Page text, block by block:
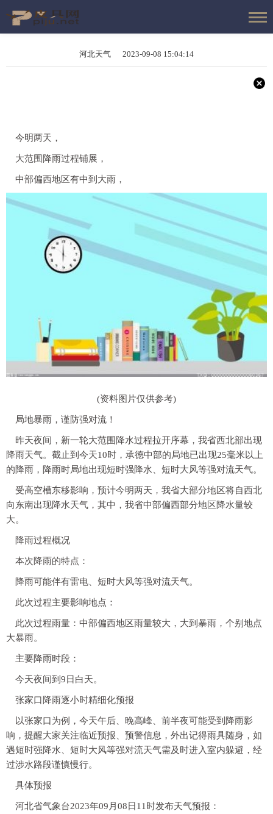
河北天气 2023-09-08 15:04:14
今明两天，
大范围降雨过程铺展，
中部偏西地区有中到大雨，
(资料图片仅供参考)
局地暴雨， 谨防强对流！
昨天夜间，新一轮大范围降水过程拉开序幕，我省西北部出现
降雨天气。截止到今天10时，承德中部的局地已出现25毫米以上
的降雨，降雨时局地出现短时强降水、短时大风等强对流天气。
受高空槽东移影响， 预计今明两天， 我省大部分地区将自西北
向东南出现降水天气， 其中，我省中部偏西部分地区降水量较
大。
降雨过程概况
本次降雨的特点：
降雨可能伴有雷电、短时大风等强对流天气。
此次过程主要影响地点：
此次过程雨量：中部偏西地区雨量较大，大到暴雨，个别地点
大暴雨。
主要降雨时段：
今天夜间到9日白天。
张家口降雨逐小时精细化预报
以张家口为例， 今天午后、晚高峰、前半夜可能受到降雨影
响 ，提醒大家关注临近预报、预警信息，外出记得雨具随身，如
遇短时强降水、短时大风等强对流天气需及时进入室内躲避，经
过涉水路段谨慎慢行。
具体预报
河北省气象台2023年09月08日11时发布天气预报：